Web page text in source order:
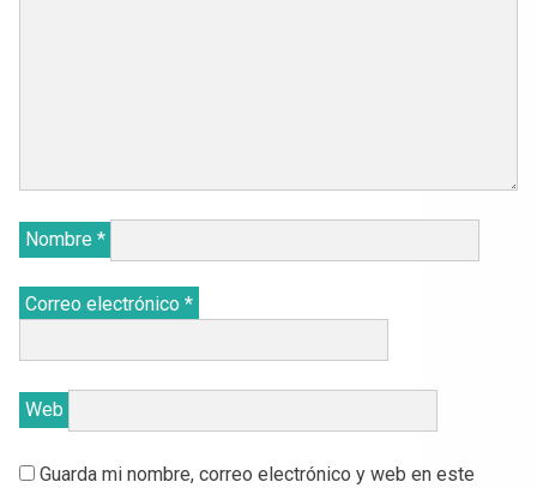
Nombre *
Correo electrónico *
Web
Guarda mi nombre, correo electrónico y web en este